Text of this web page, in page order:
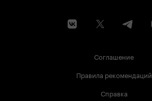
Соглашение
Правила рекомендаций
Справка